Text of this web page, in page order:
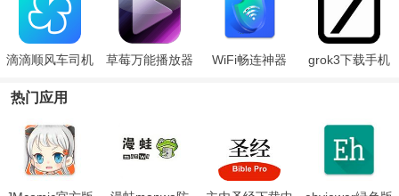
滴滴顺风车司机
草莓万能播放器 WiFi畅连神器
grok3下载手机
热门应用